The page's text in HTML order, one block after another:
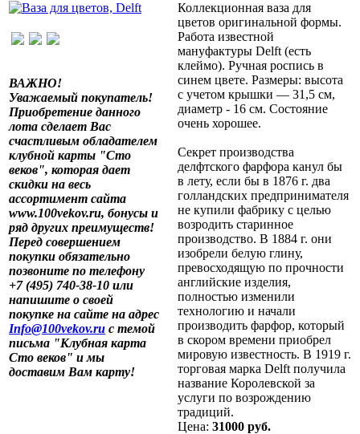
ВАЖНО!
Уважаемый покупатель!
Приобретение данного
лота сделает Вас
счастливым обладателем
клубной карты "Сто
веков", которая дает
скидки на весь
ассортимент сайта
www.100vekov.ru, бонусы и
ряд других преимуществ!
Перед совершением
покупки обязательно
позвоните по телефону
+7 (495) 740-38-10 или
напишите о своей
покупке на сайте на адрес
Info@100vekov.ru с темой
письма "Клубная карта
Сто веков" и мы
доставим Вам карту!
Коллекционная ваза для
цветов оригинальной формы.
Работа известной
мануфактуры Delft (есть
клеймо). Ручная роспись в
синем цвете. Размеры: высота
с учетом крышки — 31,5 см,
диаметр - 16 см. Состояние
очень хорошее.
Секрет производства
делфтского фарфора канул бы
в лету, если бы в 1876 г. два
голландских предпринимателя
не купили фабрику с целью
возродить старинное
производство. В 1884 г. они
изобрели белую глину,
превосходящую по прочности
английские изделия,
полностью изменили
технологию и начали
производить фарфор, который
в скором времени приобрел
мировую известность. В 1919 г.
торговая марка Delft получила
название Королевской за
услуги по возрождению
традиций.
Цена: 31000 руб.